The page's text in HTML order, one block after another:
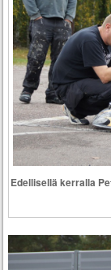
Edellisellä kerralla